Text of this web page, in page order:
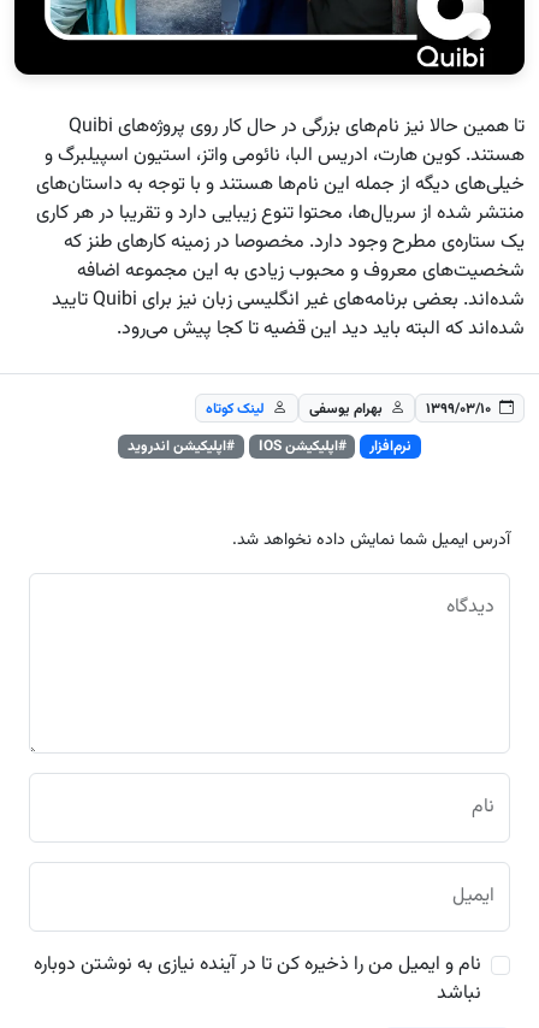
تا همین حالا نیز نام‌های بزرگی در حال کار روی پروژه‌های Quibi
هستند. کوین هارت، ادریس البا، نائومی واتز، استیون اسپیلبرگ و
خیلی‌های دیگه از جمله این نام‌ها هستند و با توجه به داستان‌های
منتشر شده از سریال‌ها، محتوا تنوع زیبایی دارد و تقریبا در هر کاری
یک ستاره‌ی مطرح وجود دارد. مخصوصا در زمینه کارهای طنز که
شخصیت‌های معروف و محبوب زیادی به این مجموعه اضافه
شده‌اند. بعضی برنامه‌های غیر انگلیسی زبان نیز برای Quibi تایید
شده‌اند که البته باید دید این قضیه تا کجا پیش می‌رود.
۱۳۹۹/۰۳/۱۰ بهرام یوسفی
لینک کوتاه
نرم‌افزار
#اپلیکیشن IOS #اپلیکیشن اندروید
آدرس ایمیل شما نمایش داده نخواهد شد.
دیدگاه
نام
ایمیل
نام و ایمیل من را ذخیره کن تا در آینده نیازی به نوشتن دوباره
نباشد